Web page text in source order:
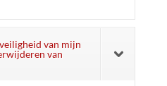
van mijn
van